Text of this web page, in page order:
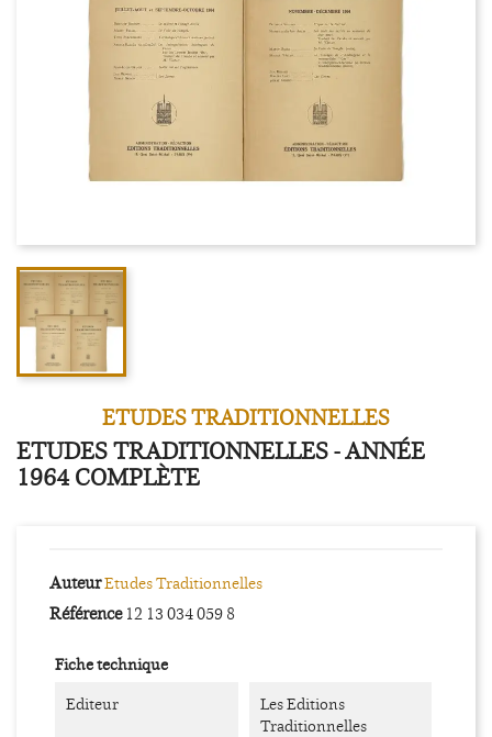
ETUDES TRADITIONNELLES
ETUDES TRADITIONNELLES - ANNÉE
1964 COMPLÈTE
AuteurEtudes Traditionnelles
Référence 12 13 034 059 8
Fiche technique
Editeur
Les Editions
Traditionnelles